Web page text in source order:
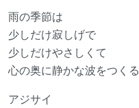
雨の季節は
少しだけ寂しげで
少しだけやさしくて
心の奥に静かな波をつくる
アジサイ